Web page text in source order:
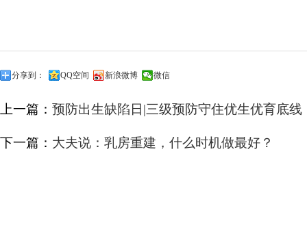
分享到： QQ空间 新浪微博 微信
上一篇： 预防出生缺陷日|三级预防守住优生优育底线
下一篇： 大夫说：乳房重建，什么时机做最好？